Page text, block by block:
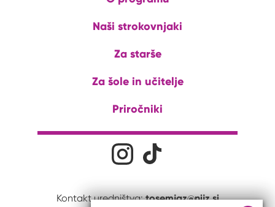
Naši strokovnjaki
Za starše
Za šole in učitelje
Priročniki
Družabna omrežjaNa naš Instagram profil
Kontakt uredništva:tosemjaz@nijz.si